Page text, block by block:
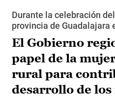
Durante la celebración
provincia de Guadalajara
El Gobierno
papel de la
rural para
desarrollo de